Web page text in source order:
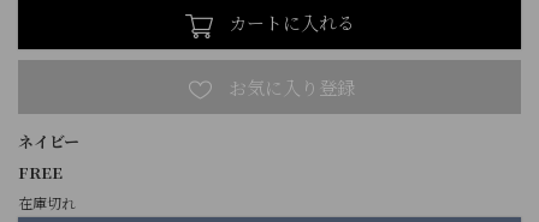
カートに入れる
ネイビー
FREE
在庫切れ